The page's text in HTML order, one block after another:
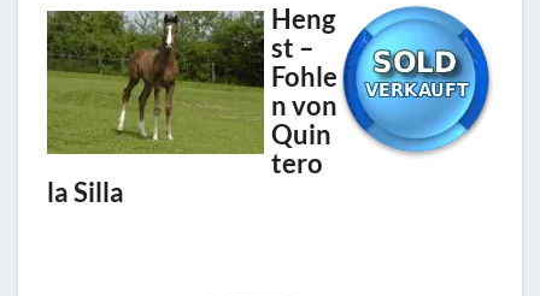
Heng
st –
Fohle
n von
Quin
tero
la Silla